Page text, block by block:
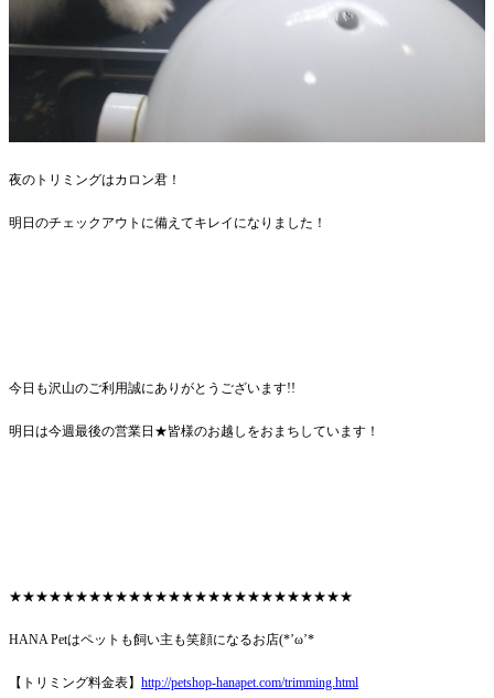
夜のトリミングはカロン君！
明日のチェックアウトに備えてキレイになりました！
今日も沢山のご利用誠にありがとうございます!!
明日は今週最後の営業日★皆様のお越しをおまちしています！
★★★★★★★★★★★★★★★★★★★★★★★★★★
HANA Petはペットも飼い主も笑顔になるお店(*’ω’*
【トリミング料金表】 http://petshop-hanapet.com/trimming.html